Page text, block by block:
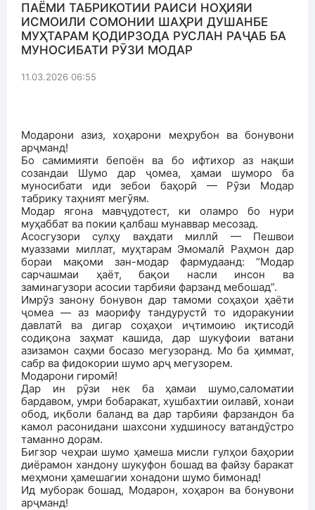
ПАЁМИ ТАБРИКОТИИ РАИСИ НОҲИЯИ
ИСМОИЛИ СОМОНИИ ШАҲРИ ДУШАНБЕ
МУҲТАРАМ ҚОДИРЗОДА РУСЛАН РАҶАБ БА
МУНОСИБАТИ РӮЗИ МОДАР
11.03.2026 06:55
Модарони азиз, хоҳарони меҳрубон ва бонувони
арҷманд!
Бо самимияти бепоён ва бо ифтихор аз нақши
созандаи Шумо дар ҷомеа, ҳамаи шуморо ба
муносибати иди зебои баҳорӣ — Рӯзи Модар
табрику таҳният мегӯям.
Модар ягона мавҷудотест, ки оламро бо нури
муҳаббат ва покии қалбаш мунаввар месозад.
Асосгузори сулҳу ваҳдати миллӣ — Пешвои
муаззами миллат, муҳтарам Эмомалӣ Раҳмон дар
бораи мақоми зан-модар фармудаанд: “Модар
сарчашмаи ҳаёт, бақои насли инсон ва
заминагузори асосии тарбияи фарзанд мебошад”.
Имрӯз занону бонувон дар тамоми соҳаҳои ҳаёти
ҷомеа — аз маорифу тандурустӣ то идоракунии
давлатӣ ва дигар соҳаҳои иҷтимоию иқтисодӣ
содиқона заҳмат кашида, дар шукуфоии ватани
азизамон саҳми босазо мегузоранд. Мо ба ҳиммат,
сабр ва фидокории шумо арҷ мегузорем.
Модарони гиромӣ!
Дар ин рӯзи нек ба ҳамаи шумо,саломатии
бардавом, умри бобаракат, хушбахтии оилавӣ, хонаи
обод, иқболи баланд ва дар тарбияи фарзандон ба
камол расонидани шахсони худшиносу ватандӯстро
таманно дорам.
Бигзор чеҳраи шумо ҳамеша мисли гулҳои баҳории
диёрамон хандону шукуфон бошад ва файзу баракат
меҳмони ҳамешагии хонадони шумо бимонад!
Ид муборак бошад, Модарон, хоҳарон ва бонувони
арҷманд!